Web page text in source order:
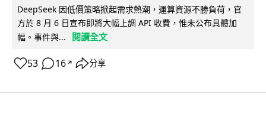
DeepSeek 因低價策略掀起需求熱潮，運算資源不勝負荷，官
方於 8 月 6 日宣布即將大幅上調 API 收費，惟未公布具體加
幅。事件與...
閱讀全文
53 16 ↗ 分享